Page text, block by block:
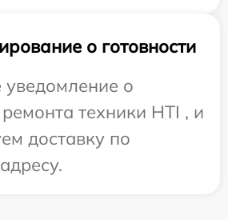
о готовности
о
техники HTI , и
доставку по